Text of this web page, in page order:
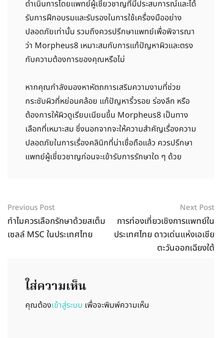
ดำเนินการโดยแพทย์ผู้เชี่ยวชาญที่มีประสบการณ์และได้
รับการฝึกอบรมและรับรองในการใช้เครื่องมืออย่าง
ปลอดภัยเท่านั้น รวมถึงควรปรึกษาแพทย์เพื่อพิจารณา
ว่า Morpheus8 เหมาะสมกับการแก้ปัญหาผิวและตรง
กับความต้องการของคุณหรือไม่
หากคุณกำลังมองหาหัตถการเสริมความงามที่ช่วย
กระชับผิวที่หย่อนคล้อย แก้ปัญหาริ้วรอย ร่องลึก หรือ
ต้องการให้ผิวดูเรียบเนียนขึ้น Morpheus8 เป็นทาง
เลือกที่เหมาะสม ซึ่งนอกจากจะให้ความสำคัญเรื่องความ
ปลอดภัยในการเรื่องคลินิกที่น่าเชื่อถือแล้ว ควรปรึกษา
แพทย์ผู้เชี่ยวชาญก่อนจะเข้ารับการรักษาใด ๆ ด้วย
Previous Post
ทำไมควรเลือกรักษาด้วยสเต็ม
เซลล์ MSC ในประเทศไทย
Next Post
การท่องเที่ยวเชิงการแพทย์ใน
ประเทศไทย ดาวเด่นแห่งเอเชีย
ตะวันออกเฉียงใต้
ใส่ความเห็น
คุณต้องเข้าสู่ระบบ เพื่อจะพิมพ์ความเห็น